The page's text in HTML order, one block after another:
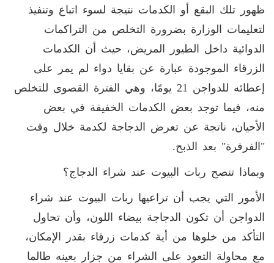
ظهور تلك البقع أو الكدمات نتيجة لسوء اتباع وتنفيذ
لتعليمات الوزارة بضرورة التخلص من التراكمات
الدوائية داخل الطيور المريض، حيث أن الكدمات
الزرقاء الموجودة عبارة عن بقايا دواء لم يمر على
إعطائه للدواجن 21 يومًا، وهي الفترة القصوى للتخلص
منه، فيما توجد بعض الكدمات الخفيفة في بعض
الأحيان، ناتجة عن تعرض الدجاجة لكدمة خلال وقت
"الفرفرة" بعد الذبح.
وبماذا تنصح ربات البيوت عند شراء الدجاج؟
الأمور التي يجب أن تراعيها ربات البيوت عند شراء
الدواجن أن تكون الدجاجة بيضاء اللون، وأن تحاول
التأكد من خلوها من أية كدمات زرقاء بقدر الإمكان،
مع محاولة التعود على الشراء من جزار بعينه طالما